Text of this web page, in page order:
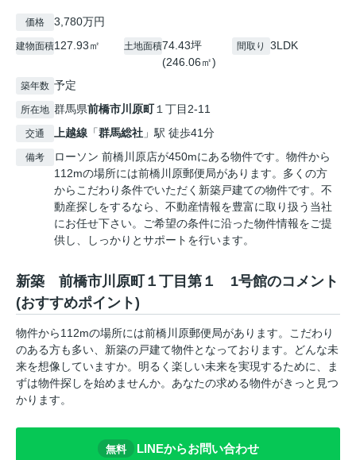
価格 3,780万円
建物面積127.93㎡ 土地面積74.43坪
(246.06㎡)
間取り 3LDK
築年数 予定
所在地 群馬県前橋市川原町１丁目2-11
交通 上越線 「群馬総社 」駅 徒歩41分
備考
ローソン 前橋川原店が450mにある物件です。物件から
112mの場所には前橋川原郵便局があります。多くの方
からこだわり条件でいただく新築戸建ての物件です。不
動産探しをするなら、不動産情報を豊富に取り扱う当社
にお任せ下さい。ご希望の条件に沿った物件情報をご提
供し、しっかりとサポートを行います。
新築 前橋市川原町１丁目第１ 1号館のコメント
(おすすめポイント)
物件から112mの場所には前橋川原郵便局があります。こだわり
のある方も多い、新築の戸建て物件となっております。どんな未
来を想像していますか。明るく楽しい未来を実現するために、ま
ずは物件探しを始めませんか。あなたの求める物件がきっと見つ
かります。
無料 LINEからお問い合わせ